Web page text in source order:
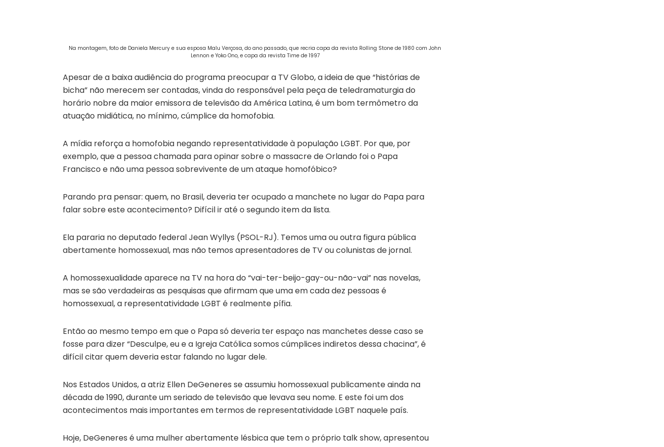
Na montagem, foto de Daniela Mercury e sua esposa Malu Verçosa, do ano passado, que recria capa da revista Rolling Stone de 1980 com John
Lennon e Yoko Ono, e capa da revista Time de 1997
Apesar de a baixa audiência do programa preocupar a TV Globo, a ideia de que “histórias de
bicha” não merecem ser contadas, vinda do responsável pela peça de teledramaturgia do
horário nobre da maior emissora de televisão da América Latina, é um bom termômetro da
atuação midiática, no mínimo, cúmplice da homofobia.
A mídia reforça a homofobia negando representatividade à população LGBT. Por que, por
exemplo, que a pessoa chamada para opinar sobre o massacre de Orlando foi o Papa
Francisco e não uma pessoa sobrevivente de um ataque homofóbico?
Parando pra pensar: quem, no Brasil, deveria ter ocupado a manchete no lugar do Papa para
falar sobre este acontecimento? Difícil ir até o segundo item da lista.
Ela pararia no deputado federal Jean Wyllys (PSOL-RJ). Temos uma ou outra figura pública
abertamente homossexual, mas não temos apresentadores de TV ou colunistas de jornal.
A homossexualidade aparece na TV na hora do “vai-ter-beijo-gay-ou-não-vai” nas novelas,
mas se são verdadeiras as pesquisas que afirmam que uma em cada dez pessoas é
homossexual, a representatividade LGBT é realmente pífia.
Então ao mesmo tempo em que o Papa só deveria ter espaço nas manchetes desse caso se
fosse para dizer “Desculpe, eu e a Igreja Católica somos cúmplices indiretos dessa chacina”, é
difícil citar quem deveria estar falando no lugar dele.
Nos Estados Unidos, a atriz Ellen DeGeneres se assumiu homossexual publicamente ainda na
década de 1990, durante um seriado de televisão que levava seu nome. E este foi um dos
acontecimentos mais importantes em termos de representatividade LGBT naquele país.
Hoje, DeGeneres é uma mulher abertamente lésbica que tem o próprio talk show, apresentou